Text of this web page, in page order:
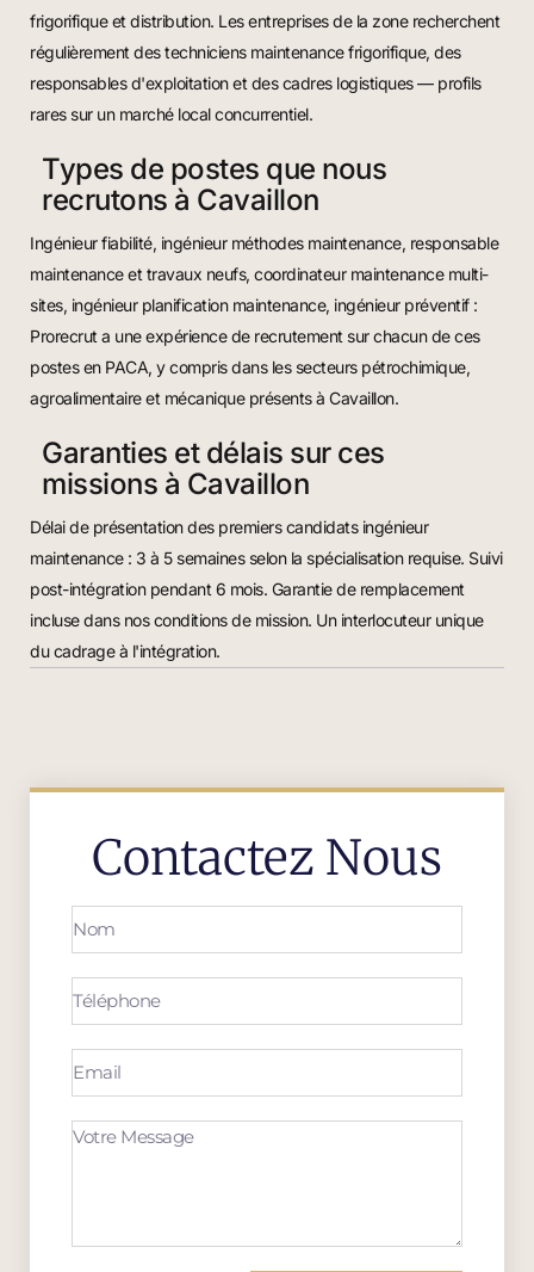
frigorifique et distribution. Les entreprises de la zone recherchent
régulièrement des techniciens maintenance frigorifique, des
responsables d'exploitation et des cadres logistiques — profils
rares sur un marché local concurrentiel.
Types de postes que nous
recrutons à Cavaillon
Ingénieur fiabilité, ingénieur méthodes maintenance, responsable
maintenance et travaux neufs, coordinateur maintenance multi-
sites, ingénieur planification maintenance, ingénieur préventif :
Prorecrut a une expérience de recrutement sur chacun de ces
postes en PACA, y compris dans les secteurs pétrochimique,
agroalimentaire et mécanique présents à Cavaillon.
Garanties et délais sur ces
missions à Cavaillon
Délai de présentation des premiers candidats ingénieur
maintenance : 3 à 5 semaines selon la spécialisation requise. Suivi
post-intégration pendant 6 mois. Garantie de remplacement
incluse dans nos conditions de mission. Un interlocuteur unique
du cadrage à l'intégration.
Contactez Nous